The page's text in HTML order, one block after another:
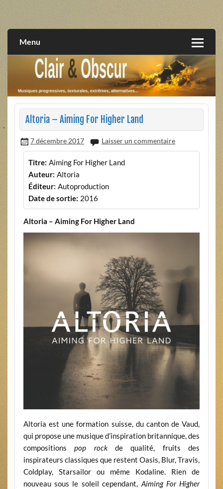
extrêmes, alternatives, texturales
Menu
Altoria – Aiming For Higher Land
7 décembre 2017 Laisser un commentaire
Titre: Aiming For Higher Land
Auteur: Altoria
Éditeur: Autoproduction
Date de sortie: 2016
Altoria – Aiming For Higher Land
Altoria est une formation suisse, du canton de Vaud,
qui propose une musique d’inspiration britannique, des
compositionspop rockde qualité, fruits des
inspirateurs classiques que restent Oasis, Blur, Travis,
Coldplay, Starsailor ou même Kodaline. Rien de
nouveau sous le soleil cependant, Aiming For Higher